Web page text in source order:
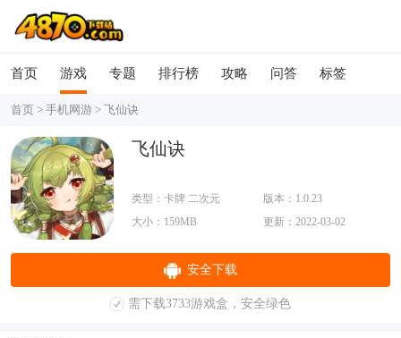
首页 游戏 专题 排行榜 攻略 问答 标签
首页 > 手机网游 > 飞仙诀
飞仙诀
类型：卡牌 二次元
版本：1.0.23
大小：159MB
更新：2022-03-02
安全下载
需下载3733游戏盒，安全绿色